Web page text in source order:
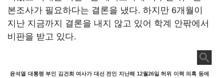
본조사가 필요하다는 결론을 냈다. 하지만 6개월이
지난 지금까지 결론을 내지 않고 있어 학계 안팎에서
비판을 받고 있다.
윤석열 대통령 부인 김건희 여사가 대선 전인 지난해 12월26일 허위 이력 의혹 등에